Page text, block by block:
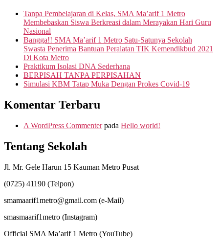
Tanpa Pembelajaran di Kelas, SMA Ma’arif 1 Metro
Membebaskan Siswa Berkreasi dalam Merayakan Hari Guru
Nasional
Bangga!! SMA Ma’arif 1 Metro Satu-Satunya Sekolah
Swasta Penerima Bantuan Peralatan TIK Kemendikbud 2021
Di Kota Metro
Praktikum Isolasi DNA Sederhana
BERPISAH TANPA PERPISAHAN
Simulasi KBM Tatap Muka Dengan Prokes Covid-19
Komentar Terbaru
A WordPress Commenterpada Hello world!
Tentang Sekolah
Jl. Mr. Gele Harun 15 Kauman Metro Pusat
(0725) 41190 (Telpon)
smamaarif1metro@gmail.com (e-Mail)
smasmaarif1metro (Instagram)
Official SMA Ma’arif 1 Metro (YouTube)